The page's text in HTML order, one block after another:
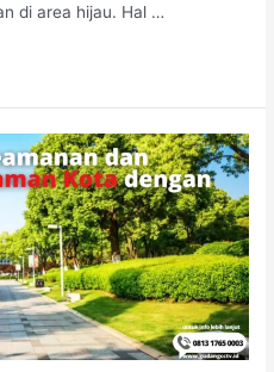
di area hijau. Hal …